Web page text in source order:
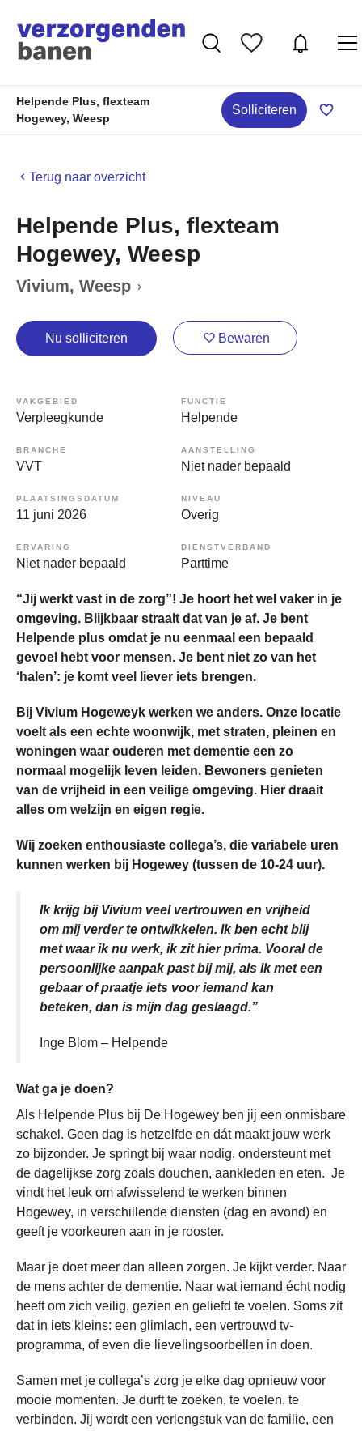
Helpende Plus, flexteam
Hogewey, Weesp
Solliciteren
Terug naar overzicht
Helpende Plus, flexteam
Hogewey, Weesp
Vivium, Weesp
Nu solliciteren Bewaren
VAKGEBIED
Verpleegkunde
FUNCTIE
Helpende
BRANCHE
VVT
AANSTELLING
Niet nader bepaald
PLAATSINGSDATUM
11 juni 2026
NIVEAU
Overig
ERVARING
Niet nader bepaald
DIENSTVERBAND
Parttime
“Jij werkt vast in de zorg”! Je hoort het wel vaker in je
omgeving. Blijkbaar straalt dat van je af. Je bent
Helpende plus omdat je nu eenmaal een bepaald
gevoel hebt voor mensen. Je bent niet zo van het
‘halen’: je komt veel liever iets brengen.
Bij Vivium Hogeweyk werken we anders. Onze locatie
voelt als een echte woonwijk, met straten, pleinen en
woningen waar ouderen met dementie een zo
normaal mogelijk leven leiden. Bewoners genieten
van de vrijheid in een veilige omgeving. Hier draait
alles om welzijn en eigen regie.
Wij zoeken enthousiaste collega’s, die variabele uren
kunnen werken bij Hogewey (tussen de 10-24 uur).
Ik krijg bij Vivium veel vertrouwen en vrijheid
om mij verder te ontwikkelen. Ik ben echt blij
met waar ik nu werk, ik zit hier prima. Vooral de
persoonlijke aanpak past bij mij, als ik met een
gebaar of praatje iets voor iemand kan
beteken, dan is mijn dag geslaagd.”
Inge Blom – Helpende
Wat ga je doen?
Als Helpende Plus bij De Hogewey ben jij een onmisbare
schakel. Geen dag is hetzelfde en dát maakt jouw werk
zo bijzonder. Je springt bij waar nodig, ondersteunt met
de dagelijkse zorg zoals douchen, aankleden en eten. Je
vindt het leuk om afwisselend te werken binnen
Hogewey, in verschillende diensten (dag en avond) en
geeft je voorkeuren aan in je rooster.
Maar je doet meer dan alleen zorgen. Je kijkt verder. Naar
de mens achter de dementie. Naar wat iemand écht nodig
heeft om zich veilig, gezien en geliefd te voelen. Soms zit
dat in iets kleins: een glimlach, een vertrouwd tv-
programma, of even die lievelingsoorbellen in doen.
Samen met je collega’s zorg je elke dag opnieuw voor
mooie momenten. Je durft te zoeken, te voelen, te
verbinden. Jij wordt een verlengstuk van de familie, een